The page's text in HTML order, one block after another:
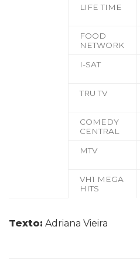
LIFE TIME
FOOD
NETWORK
I-SAT
TRU TV
COMEDY
CENTRAL
MTV
VH1 MEGA
HITS
Texto: Adriana Vieira